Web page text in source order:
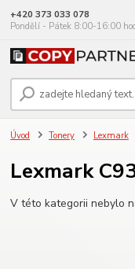
+420 373 033 078
Pondělí - Pátek 8:00-16:00
Úvod Tonery Lexmark
Lexmark
V této kategorii nebylo